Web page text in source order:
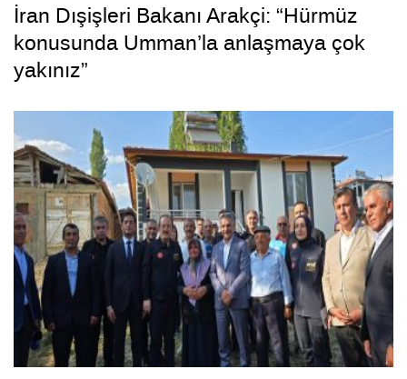
İran Dışişleri Bakanı Arakçi: “Hürmüz
konusunda Umman’la anlaşmaya çok
yakınız”